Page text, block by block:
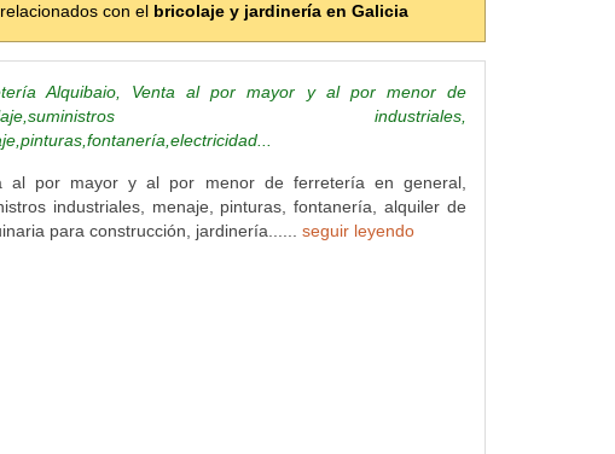
con el bricolaje y jardinería en Galicia
Alquibaio, Venta al por mayor y al por menor de
industriales,
al por mayor y al por menor de ferretería en general,
industriales, menaje, pinturas, fontanería, alquiler de
para construcción, jardinería...... seguir leyendo